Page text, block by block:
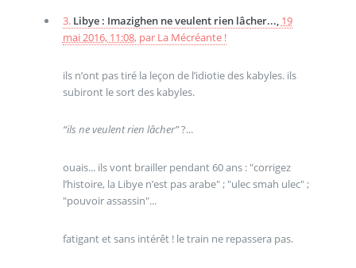
3. Libye : Imazighen ne veulent rien lâcher..., 19
mai 2016, 11:08, par La Mécréante !
ils n’ont pas tiré la leçon de l’idiotie des kabyles. ils
subiront le sort des kabyles.
“ils ne veulent rien lâcher”?...
ouais... ils vont brailler pendant 60 ans : "corrigez
l’histoire, la Libye n’est pas arabe" ; "ulec smah ulec" ;
"pouvoir assassin"...
fatigant et sans intérêt ! le train ne repassera pas.